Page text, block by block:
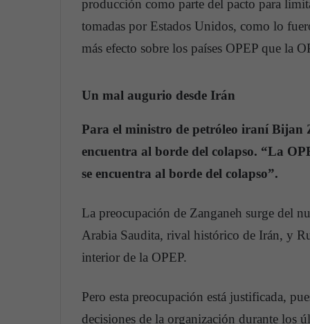
producción como parte del pacto para
tomadas por Estados Unidos, como lo
más efecto sobre los países OPEP que la
Un mal augurio desde Irán
Para el ministro de petróleo iraní Bijan
encuentra al borde del colapso. “La
se encuentra al borde del colapso”.
La preocupación de Zanganeh surge del
Arabia Saudita, rival histórico de Irán, y
interior de la OPEP.
Pero esta preocupación está justificada,
decisiones de la organización durante los